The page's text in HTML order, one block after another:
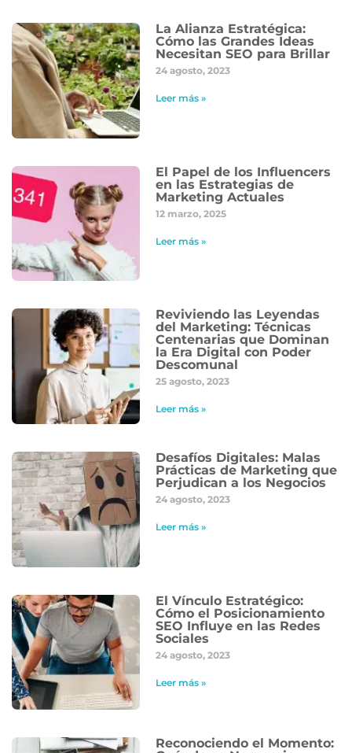
La Alianza Estratégica:
Cómo las Grandes Ideas
Necesitan SEO para Brillar
24 agosto, 2023
Leer más »
El Papel de los Influencers
en las Estrategias de
Marketing Actuales
12 marzo, 2025
Leer más »
Reviviendo las Leyendas
del Marketing: Técnicas
Centenarias que Dominan
la Era Digital con Poder
Descomunal
25 agosto, 2023
Leer más »
Desafíos Digitales: Malas
Prácticas de Marketing que
Perjudican a los Negocios
24 agosto, 2023
Leer más »
El Vínculo Estratégico:
Cómo el Posicionamiento
SEO Influye en las Redes
Sociales
24 agosto, 2023
Leer más »
Reconociendo el Momento: